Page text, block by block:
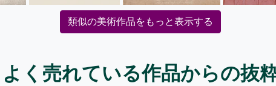
類似の美術作品をもっと表示する
よく売れている作品からの抜